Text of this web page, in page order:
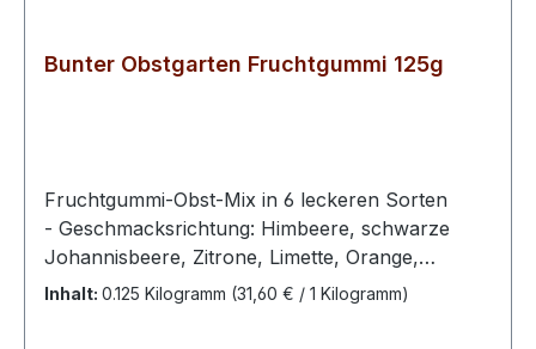
Bunter Obstgarten Fruchtgummi 125g
Fruchtgummi-Obst-Mix in 6 leckeren Sorten
- Geschmacksrichtung: Himbeere, schwarze
Johannisbeere, Zitrone, Limette, Orange,
Ananas Fruchtgummi - Zutaten: Glukosesirup,
Inhalt: 0.125 Kilogramm (31,60 € / 1 Kilogramm)